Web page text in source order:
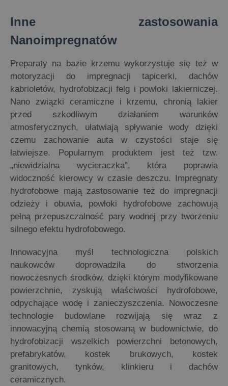
Inne zastosowania
Nanoimpregnatów
Preparaty na bazie krzemu wykorzystuje się też w
motoryzacji do impregnacji tapicerki, dachów
kabrioletów, hydrofobizacji felg i powłoki lakierniczej.
Nano związki ceramiczne i krzemu, chronią lakier
przed szkodliwym działaniem warunków
atmosferycznych, ułatwiają spływanie wody dzięki
czemu zachowanie auta w czystości staje się
łatwiejsze. Popularnym produktem jest też tzw.
„niewidzialna wycieraczka”, która poprawia
widoczność kierowcy w czasie deszczu. Impregnaty
hydrofobowe mają zastosowanie też do impregnacji
odzieży i obuwia, powłoki hydrofobowe zachowują
pełną przepuszczalność pary wodnej przy tworzeniu
silnego efektu hydrofobowego.
Innowacyjna myśl technologiczna polskich
naukowców doprowadziła do stworzenia
nowoczesnych środków, dzięki którym modyfikowane
powierzchnie, zyskują właściwości hydrofobowe,
odpychające wodę i zanieczyszczenia. Nowoczesne
technologie budowlane rozwijają się wraz z
innowacyjną chemią stosowaną w budownictwie, do
hydrofobizacji wszelkich powierzchni betonowych,
prefabrykatów, kostek brukowych, kostek
granitowych, tynków, klinkieru i dachów
ceramicznych.